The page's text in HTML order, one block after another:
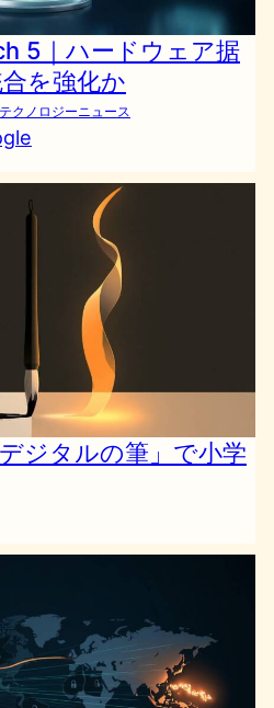
5｜ハードウェア据
を強化か
クノロジーニュース
ジタルの筆」で小学